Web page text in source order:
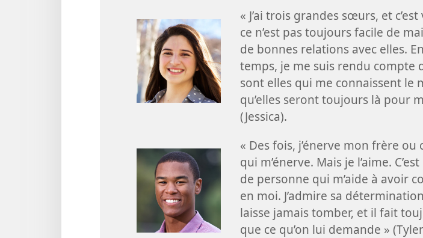
« J’ai trois grandes sœurs, et
ce n’est pas toujours facile de
de bonnes relations avec elles.
temps, je me suis rendu compte
sont elles qui me connaissent le
qu’elles seront toujours là pour
(Jessica).
« Des fois, j’énerve mon frère ou
qui m’énerve. Mais je l’aime.
de personne qui m’aide à avoir
en moi. J’admire sa
laisse jamais tomber, et il fait
que ce qu’on lui demande »